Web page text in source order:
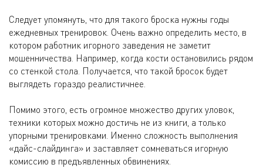
Следует упомянуть, что для такого броска нужны годы
ежедневных тренировок. Очень важно определить место, в
котором работник игорного заведения не заметит
мошенничества. Например, когда кости остановились рядом
со стенкой стола. Получается, что такой бросок будет
выглядеть гораздо реалистичнее.
Помимо этого, есть огромное множество других уловок,
техники которых можно достичь не из книги, а только
упорными тренировками. Именно сложность выполнения
«дайс-слайдинга» и заставляет сомневаться игорную
комиссию в предъявленных обвинениях.